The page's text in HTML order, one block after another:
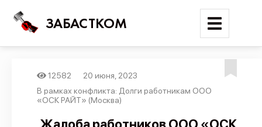
ЗАБАСТКОМ
Войти
Поиск
12582
20 июня, 2023
В рамках конфликта: Долги работникам ООО
«ОСК РАЙТ» (Москва)